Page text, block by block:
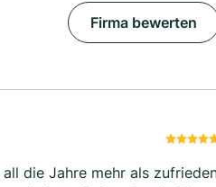
Firma bewerten
die Jahre mehr als